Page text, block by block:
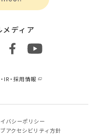
ディア
IR・採用情報
バシーポリシー
アクセシビリティ方針